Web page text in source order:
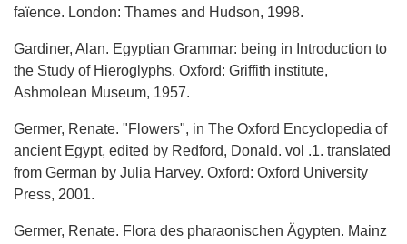
faïence. London: Thames and Hudson, 1998.
Gardiner, Alan. Egyptian Grammar: being in Introduction to
the Study of Hieroglyphs. Oxford: Griffith institute,
Ashmolean Museum, 1957.
Germer, Renate. "Flowers", in The Oxford Encyclopedia of
ancient Egypt, edited by Redford, Donald. vol .1. translated
from German by Julia Harvey. Oxford: Oxford University
Press, 2001.
Germer, Renate. Flora des pharaonischen Ägypten. Mainz